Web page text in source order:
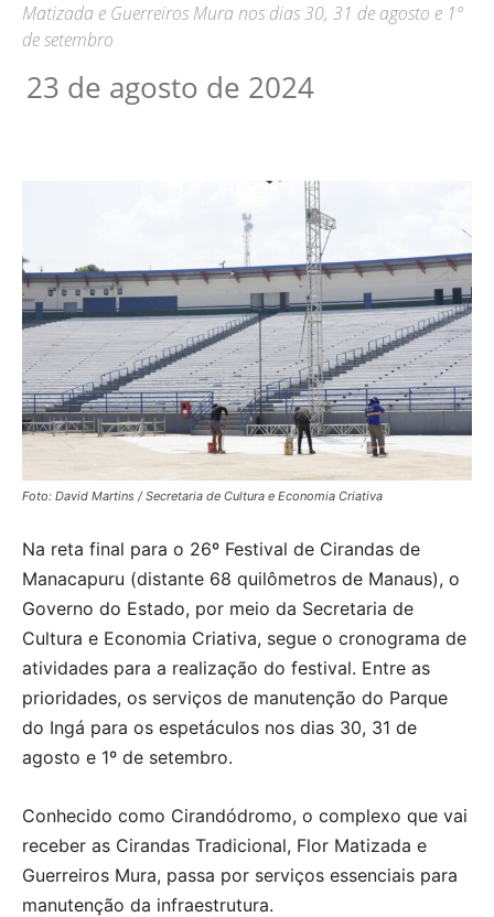
Matizada e Guerreiros Mura nos dias 30, 31 de agosto e 1º
de setembro
23 de agosto de 2024
Foto: David Martins / Secretaria de Cultura e Economia Criativa
Na reta final para o 26º Festival de Cirandas de
Manacapuru (distante 68 quilômetros de Manaus), o
Governo do Estado, por meio da Secretaria de
Cultura e Economia Criativa, segue o cronograma de
atividades para a realização do festival. Entre as
prioridades, os serviços de manutenção do Parque
do Ingá para os espetáculos nos dias 30, 31 de
agosto e 1º de setembro.
Conhecido como Cirandódromo, o complexo que vai
receber as Cirandas Tradicional, Flor Matizada e
Guerreiros Mura, passa por serviços essenciais para
manutenção da infraestrutura.